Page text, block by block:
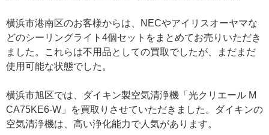
横浜市港南区のお客様からは、NECやアイリスオーヤマな
どのシーリングライト4個セットをまとめてお売りいただき
ました。これらは不用品としての買取でしたが、まだまだ
使用可能な状態でした。
横浜市旭区では、ダイキン製空気清浄機「光クリエール M
CA75KE6-W」を買取りさせていただきました。ダイキンの
空気清浄機は、高い浄化能力で人気があります。